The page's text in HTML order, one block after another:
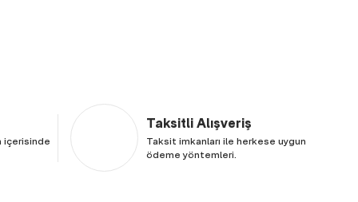
içerisinde
Taksitli Alışveriş
Taksit imkanları ile herkese uygun
ödeme yöntemleri.